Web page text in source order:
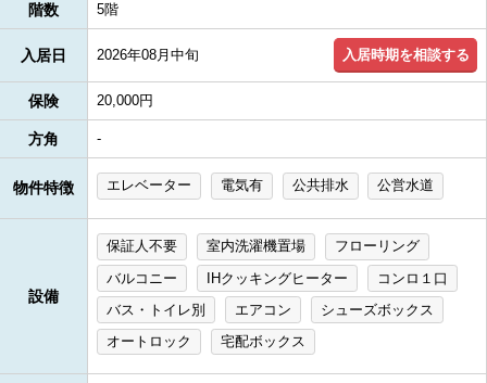
階数 5階
入居日 2026年08月中旬 入居時期を相談する
保険 20,000円
方角 -
物件特徴 エレベーター 電気有 公共排水 公営水道
設備
保証人不要 室内洗濯機置場
フローリング
バルコニー
IHクッキングヒーター
コンロ１口
バス・トイレ別
エアコン
シューズボックス
オートロック
宅配ボックス